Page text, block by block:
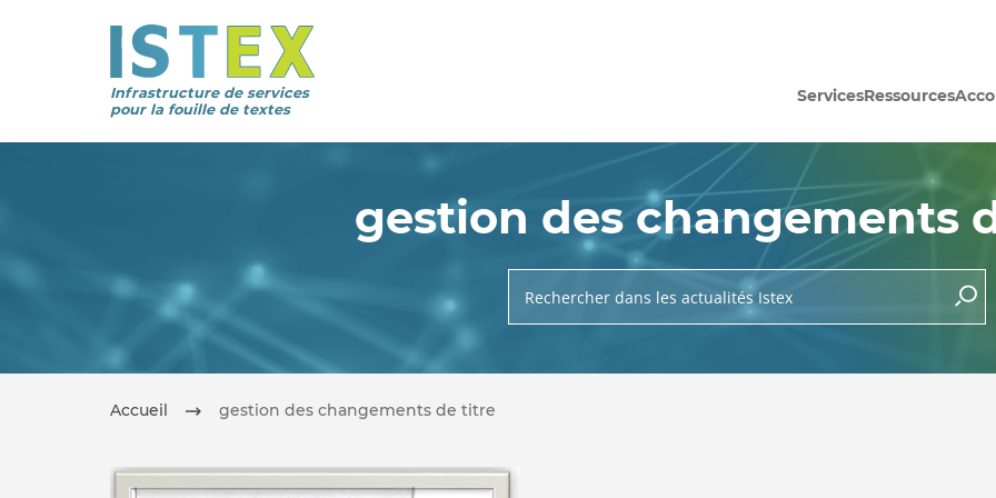
Infrastructure de services
pour la fouille de textes
ServicesRessources
gestion des changements
Rechercher dans les actualités Istex
Accueil gestion des changements de titre